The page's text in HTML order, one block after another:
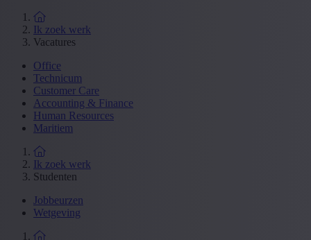
Ik zoek werk
Vacatures
Office
Technicum
Customer Care
Accounting & Finance
Human Resources
Maritiem
Ik zoek werk
Studenten
Jobbeurzen
Wetgeving